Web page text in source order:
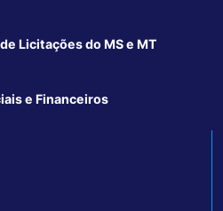
Licitações do MS e MT
e Financeiros